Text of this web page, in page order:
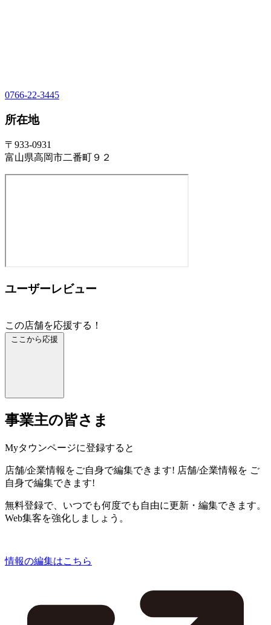
0766-22-3445
所在地
〒933-0931
富山県高岡市二番町９２
ユーザーレビュー
この店舗を応援する！
ここから応援
事業主の皆さま
Myタウンページに登録すると
店舗/企業情報をご自身で編集できます! 店舗/企業情報を ご
自身で編集できます!
無料登録で、いつでも何度でも自由に更新・編集できます。
Web集客を強化しましょう。
情報の編集はこちら